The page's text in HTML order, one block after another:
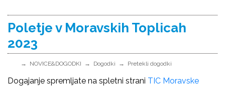
Poletje v Moravskih Toplicah
2023
NOVICE&DOGODKI Dogodki Pretekli dogodki
Dogajanje spremljate na spletni strani TIC Moravske